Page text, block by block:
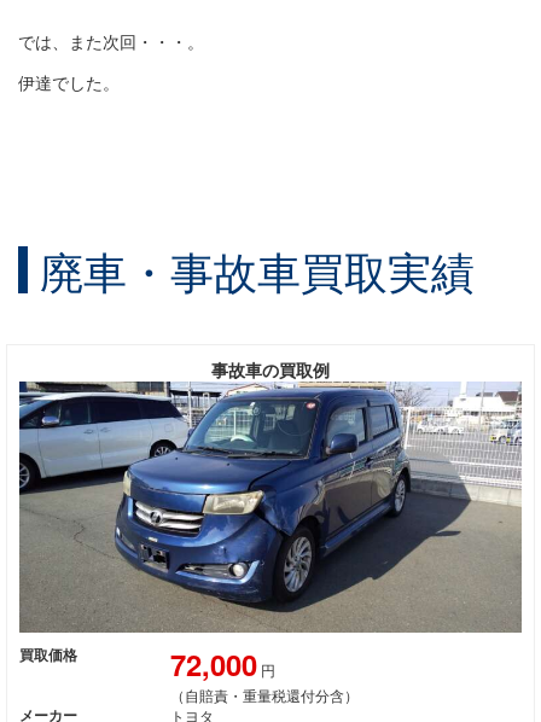
では、また次回・・・。
伊達でした。
廃車・事故車買取実績
事故車の買取例
買取価格 72,000円
（自賠責・重量税還付分含）
メーカー
トヨタ